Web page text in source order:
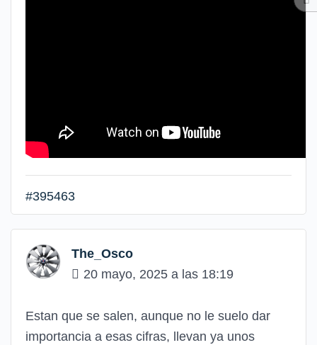
#395463
The_Osco
20 mayo, 2025 a las 18:19
Estan que se salen, aunque no le suelo dar
importancia a esas cifras, llevan ya unos